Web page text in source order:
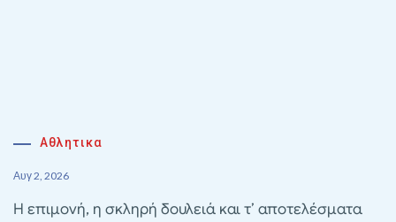
Αθλητικα
Αυγ 2, 2026
Η επιμονή, η σκληρή δουλειά και τ’ αποτελέσματα